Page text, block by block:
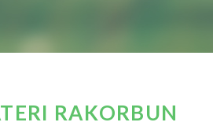
RAKORBUN